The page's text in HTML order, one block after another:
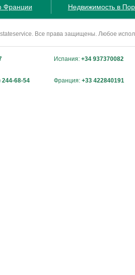
Франции
Недвижимость в
Все права защищены. Любое
Испания: +34 937370082
244-68-54 Франция: +33 422840191